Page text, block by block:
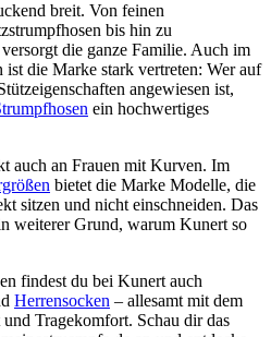
breit. Von feinen
bis hin zu
die ganze Familie. Auch im
die Marke stark vertreten: Wer auf
angewiesen ist,
ein hochwertiges
auch an Frauen mit Kurven. Im
bietet die Marke Modelle, die
sitzen und nicht einschneiden. Das
weiterer Grund, warum Kunert so
findest du bei Kunert auch
Herrensocken – allesamt mit dem
Tragekomfort. Schau dir das